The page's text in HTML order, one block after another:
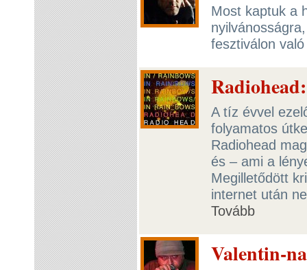
Most kaptuk a
fesztiválon
A tíz évvel
folyamatos
Radiohead
és – ami a
Megilletődött
internet után
Tovább
Valentin-